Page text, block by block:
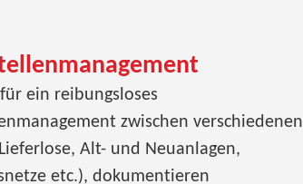
ein reibungsloses
zwischen verschiedenen
Alt- und Neuanlagen,
etc.), dokumentieren